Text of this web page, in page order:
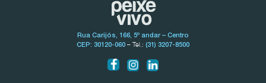
Rua Carijós, 166, 5º andar – Centro
CEP: 30120-060 – Tel.: (31) 3207-8500